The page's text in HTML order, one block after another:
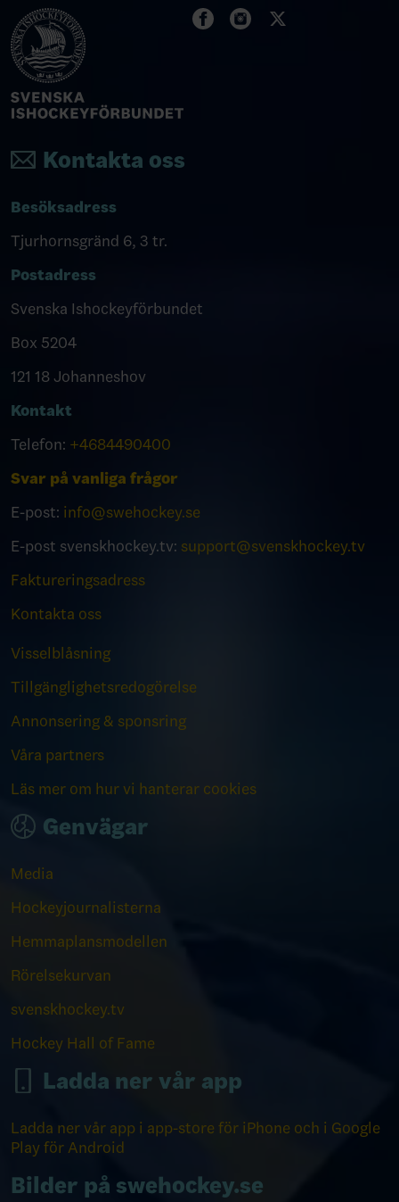
Kontakta oss
Besöksadress
Tjurhornsgränd 6, 3 tr.
Postadress
Svenska Ishockeyförbundet
Box 5204
121 18 Johanneshov
Kontakt
Telefon: +4684490400
Svar på vanliga frågor
E-post: info@swehockey.se
E-post svenskhockey.tv: support@svenskhockey.tv
Faktureringsadress
Kontakta oss
Visselblåsning
Tillgänglighetsredogörelse
Annonsering & sponsring
Våra partners
Läs mer om hur vi hanterar cookies
Genvägar
Media
Hockeyjournalisterna
Hemmaplansmodellen
Rörelsekurvan
svenskhockey.tv
Hockey Hall of Fame
Ladda ner vår app
Ladda ner vår app i app-store för iPhone och i Google
Play för Android
Bilder på swehockey.se